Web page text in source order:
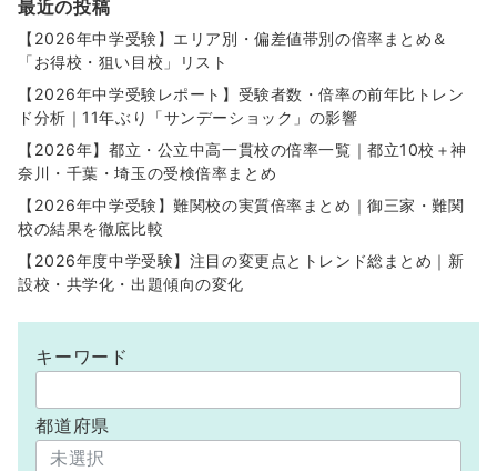
最近の投稿
【2026年中学受験】エリア別・偏差値帯別の倍率まとめ＆
「お得校・狙い目校」リスト
【2026年中学受験レポート】受験者数・倍率の前年比トレン
ド分析｜11年ぶり「サンデーショック」の影響
【2026年】都立・公立中高一貫校の倍率一覧｜都立10校＋神
奈川・千葉・埼玉の受検倍率まとめ
【2026年中学受験】難関校の実質倍率まとめ｜御三家・難関
校の結果を徹底比較
【2026年度中学受験】注目の変更点とトレンド総まとめ｜新
設校・共学化・出題傾向の変化
キーワード
都道府県